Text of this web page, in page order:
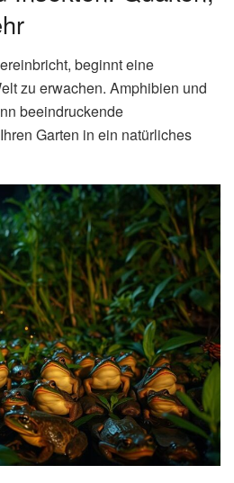
beginnt eine
zu erwachen. Amphibien und
beeindruckende
Garten in ein natürliches